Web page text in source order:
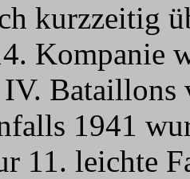
kurzzeitig
Kompanie
Bataillons
1941
11. leichte